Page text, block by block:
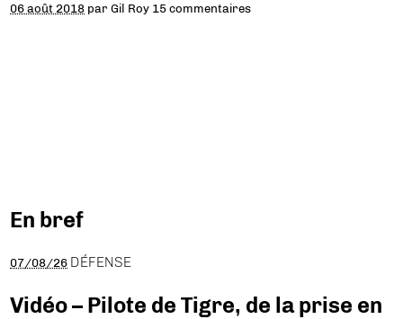
06 août 2018 parGil Roy 15 commentaires
En bref
07/08/26 DÉFENSE
Vidéo – Pilote de Tigre, de la prise en